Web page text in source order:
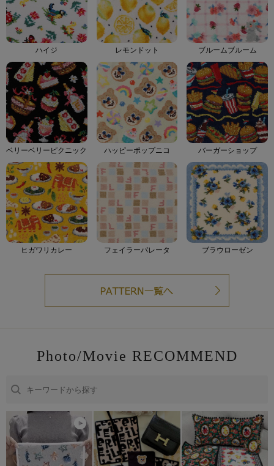
ハイジ レモンドット ブルームブルーム
ベリーベリーピクニック ハッピーポップニコ バーガーショップ
ヒガワリカレー フェイラーパレータ ブラウローゼン
Photo/Movie RECOMMEND